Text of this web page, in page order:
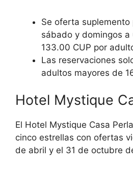
Se oferta suplemento
sábado y domingos a
133.00 CUP por
Las reservaciones
adultos mayores de
Hotel Mystique
El Hotel Mystique Casa
cinco estrellas con ofertas
de abril y el 31 de octubre